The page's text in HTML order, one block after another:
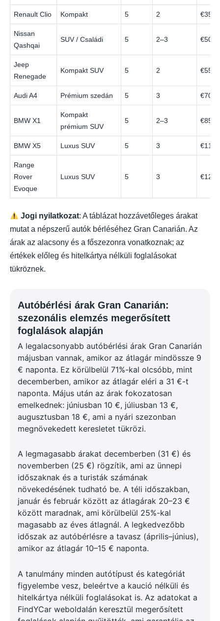
Renault Clio Kompakt 5 2 €35
Nissan
Qashqai
SUV / Családi 5 2–3 €50
Jeep
Renegade
Kompakt SUV 5 2 €55
Audi A4 Prémium szedán 5 3 €70
BMW X1
Kompakt
prémium SUV
5 2–3 €85
BMW X5 Luxus SUV 5 3 €110
Range
Rover
Evoque
Luxus SUV 5 3 €120
Jogi nyilatkozat: A táblázat hozzávetőleges árakat
mutat a népszerű autók bérléséhez Gran Canarián. Az
árak az alacsony és a főszezonra vonatkoznak; az
értékek előleg és hitelkártya nélküli foglalásokat
tükröznek.
Autóbérlési árak Gran Canarián:
szezonális elemzés megerősített
foglalások alapján
A legalacsonyabb autóbérlési árak Gran Canarián
májusban vannak, amikor az átlagár mindössze 9
€ naponta. Ez körülbelül 71%-kal olcsóbb, mint
decemberben, amikor az átlagár eléri a 31 €-t
naponta. Május után az árak fokozatosan
emelkednek: júniusban 10 €, júliusban 13 €,
augusztusban 18 €, ami a nyári szezonban
megnövekedett keresletet tükrözi.
A legmagasabb árakat decemberben (31 €) és
novemberben (25 €) rögzítik, ami az ünnepi
időszaknak és a turisták számának
növekedésének tudható be. A téli időszakban,
január és február között az átlagárak 20–23 €
között maradnak, ami körülbelül 25%-kal
magasabb az éves átlagnál. A legkedvezőbb
időszak az autóbérlésre a tavasz (április–június),
amikor az átlagár 10–15 € naponta.
A tanulmány minden autótípust és kategóriát
figyelembe vesz, beleértve a kaució nélküli és
hitelkártya nélküli foglalásokat is. Az adatokat a
FindYCar weboldalán keresztül megerősített